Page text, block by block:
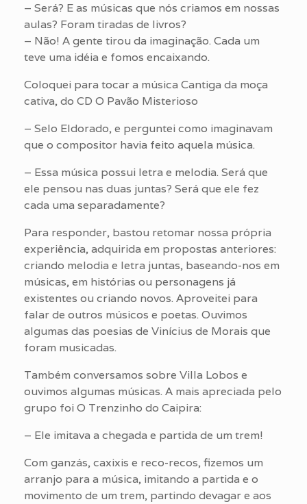
– Será? E as músicas que nós criamos em nossas
aulas? Foram tiradas de livros?
– Não! A gente tirou da imaginação. Cada um
teve uma idéia e fomos encaixando.
Coloquei para tocar a música Cantiga da moça
cativa, do CD O Pavão Misterioso
– Selo Eldorado, e perguntei como imaginavam
que o compositor havia feito aquela música.
– Essa música possui letra e melodia. Será que
ele pensou nas duas juntas? Será que ele fez
cada uma separadamente?
Para responder, bastou retomar nossa própria
experiência, adquirida em propostas anteriores:
criando melodia e letra juntas, baseando-nos em
músicas, em histórias ou personagens já
existentes ou criando novos. Aproveitei para
falar de outros músicos e poetas. Ouvimos
algumas das poesias de Vinícius de Morais que
foram musicadas.
Também conversamos sobre Villa Lobos e
ouvimos algumas músicas. A mais apreciada pelo
grupo foi O Trenzinho do Caipira:
– Ele imitava a chegada e partida de um trem!
Com ganzás, caxixis e reco-recos, fizemos um
arranjo para a música, imitando a partida e o
movimento de um trem, partindo devagar e aos